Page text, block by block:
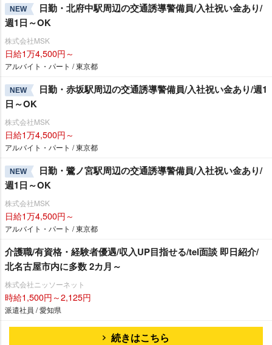
NEW
日勤・北府中駅周辺の交通誘導警備員/入社祝い金あり/
週1日～OK
株式会社MSK
日給1万4,500円～
アルバイト・パート / 東京都
NEW
日勤・赤坂駅周辺の交通誘導警備員/入社祝い金あり/週1
日～OK
株式会社MSK
日給1万4,500円～
アルバイト・パート / 東京都
NEW
日勤・鷺ノ宮駅周辺の交通誘導警備員/入社祝い金あり/
週1日～OK
株式会社MSK
日給1万4,500円～
アルバイト・パート / 東京都
介護職/有資格・経験者優遇/収入UP目指せる/tel面談 即日紹介/
北名古屋市内に多数 2カ月～
株式会社ニッソーネット
時給1,500円～2,125円
派遣社員 / 愛知県
続きはこちら